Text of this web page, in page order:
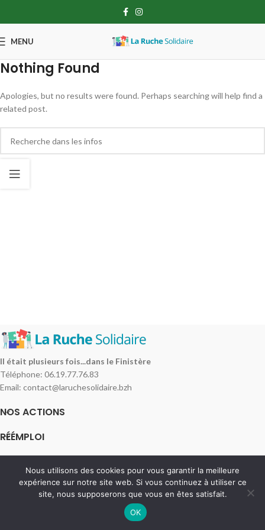
MENU
Nothing Found
Apologies, but no results were found. Perhaps searching will help find a
related post.
Il était plusieurs fois...dans le Finistère
Téléphone: 06.19.77.76.83
Email: contact@laruchesolidaire.bzh
NOS ACTIONS
RÉÉMPLOI
La Ruche Solidaire2025.
Nous utilisons des cookies pour vous garantir la meilleure
expérience sur notre site web. Si vous continuez à utiliser ce
site, nous supposerons que vous en êtes satisfait.
OK